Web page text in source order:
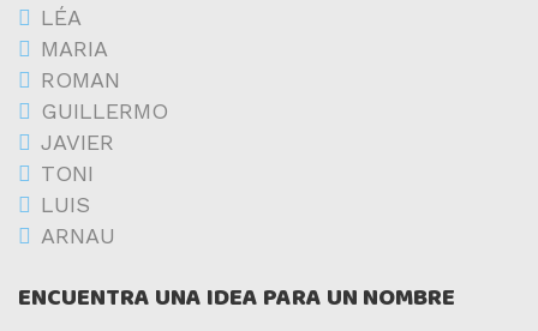
LÉA
MARIA
ROMAN
GUILLERMO
JAVIER
TONI
LUIS
ARNAU
ENCUENTRA UNA IDEA PARA UN NOMBRE